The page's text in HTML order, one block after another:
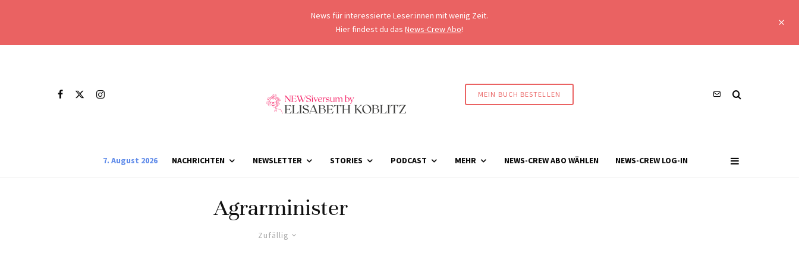
News für interessierte Leser:innen mit wenig Zeit.
Hier findest du das News-Crew Abo!
MEIN BUCH BESTELLEN
7. August 2026 NACHRICHTEN NEWSLETTER STORIES PODCAST MEHR NEWS-CREW ABO WÄHLEN NEWS-CREW LOG-IN
Agrarminister
Zufällig